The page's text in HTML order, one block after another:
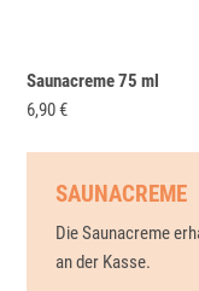
Saunacreme 75 ml
6,90 €
SAUNACREME
Die Saunacreme
an der Kasse.